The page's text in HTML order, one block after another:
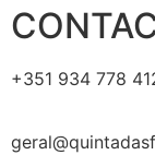
+351 934 778